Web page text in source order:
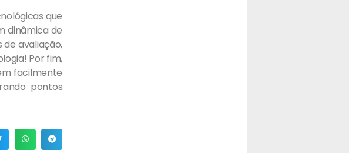
que
dinâmica de
avaliação,
Por fim,
facilmente
pontos